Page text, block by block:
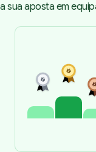
a sua aposta em